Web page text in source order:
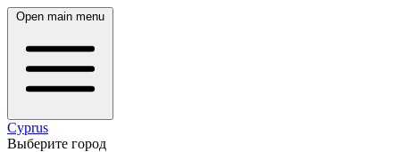
Open main menu
Cyprus
Выберите город